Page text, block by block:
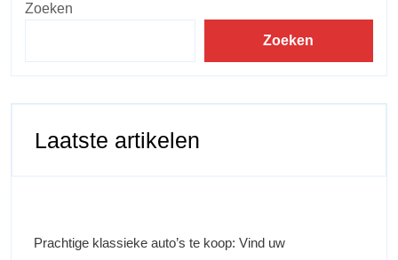
Zoeken
Zoeken
Laatste artikelen
Prachtige klassieke auto’s te koop: Vind uw